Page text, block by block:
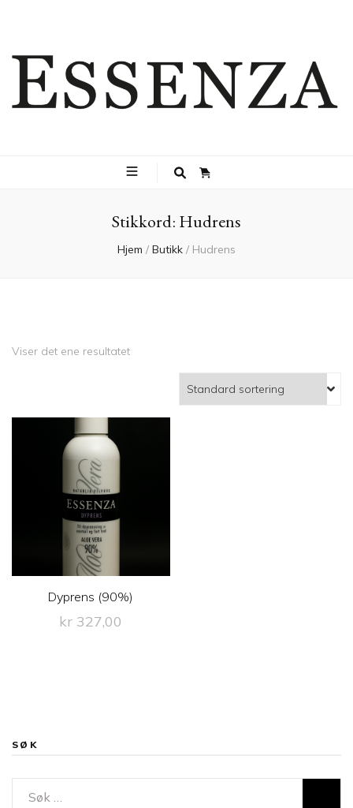
Stikkord: Hudrens
Hjem / Butikk / Hudrens
Viser det ene resultatet
Dyprens (90%)
kr 327,00
SØK
Søk